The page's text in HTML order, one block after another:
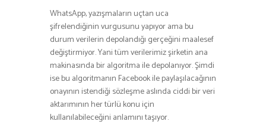
WhatsApp, yazışmaların uçtan uca
şifrelendiğinin vurgusunu yapıyor ama bu
durum verilerin depolandığı gerçeğini maalesef
değiştirmiyor. Yani tüm verilerimiz şirketin ana
makinasında bir algoritma ile depolanıyor. Şimdi
ise bu algoritmanın Facebook ile paylaşılacağının
onayının istendiği sözleşme aslında ciddi bir veri
aktarımının her türlü konu için
kullanılabileceğini anlamını taşıyor.